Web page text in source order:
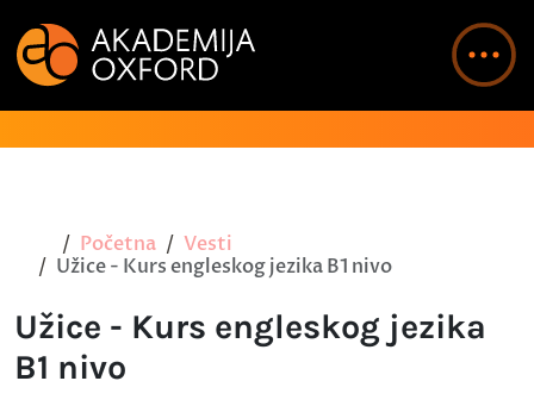
Početna
Vesti
Užice - Kurs engleskog jezika B1 nivo
Užice - Kurs engleskog jezika
B1 nivo